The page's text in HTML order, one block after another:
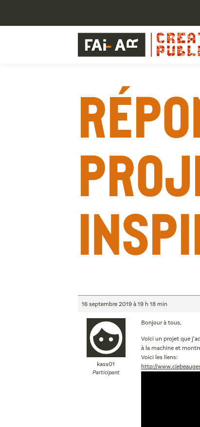
16 septembre 2019 à 19 h 18 min
kass01
Participant
Bonjour à tous,
Voici un projet que
à la machine et
Voici les liens:
http://